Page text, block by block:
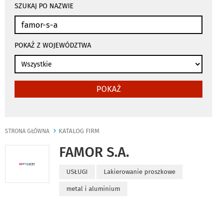
wyszukiwania
SZUKAJ PO NAZWIE
POKAŻ Z WOJEWÓDZTWA
POKAŻ
STRONA GŁÓWNA KATALOG FIRM
FAMOR S.A.
USŁUGI Lakierowanie proszkowe
metal i aluminium